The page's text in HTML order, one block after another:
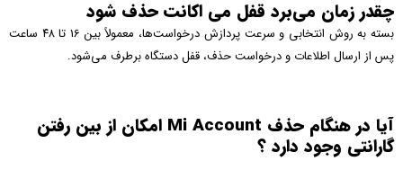
چقدر زمان می‌برد قفل می اکانت حذف شود
بسته به روش انتخابی و سرعت پردازش درخواست‌ها، معمولاً بین 16 تا ۴۸ ساعت
پس از ارسال اطلاعات و درخواست حذف، قفل دستگاه برطرف می‌شود.
آیا در هنگام حذف Mi Account امکان از بین رفتن
گارانتی وجود دارد ؟